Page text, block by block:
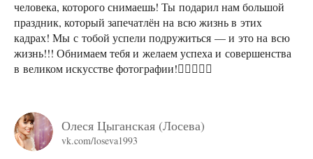
человека, которого снимаешь! Ты подарил нам большой
праздник, который запечатлён на всю жизнь в этих
кадрах! Мы с тобой успели подружиться — и это на всю
жизнь!!! Обнимаем тебя и желаем успеха и совершенства
в великом искусстве фотографии!👌🏻😃🤘🏻
Олеся Цыганская (Лосева)
vk.com/loseva1993